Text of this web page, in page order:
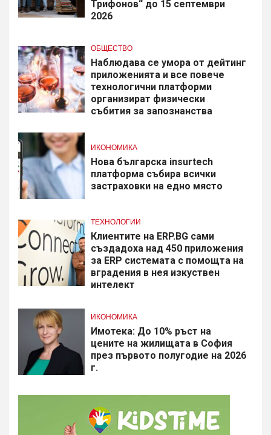
Трифонов“ до 15 септември
2026
ОБЩЕСТВО
Наблюдава се умора от дейтинг
приложенията и все повече
технологични платформи
организират физически
събития за запознанства
ИКОНОМИКА
Нова българска insurtech
платформа събира всички
застраховки на едно място
ТЕХНОЛОГИИ
Клиентите на ERP.BG сами
създадоха над 450 приложения
за ERP системата с помощта на
вградения в нея изкуствен
интелект
ИКОНОМИКА
Имотека: До 10% ръст на
цените на жилищата в София
през първото полугодие на 2026
г.